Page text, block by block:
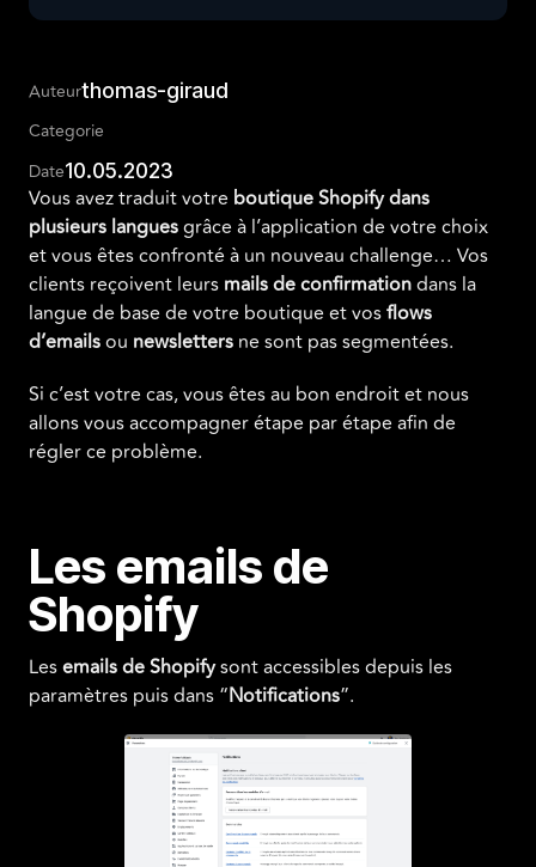
Auteurthomas-giraud
Categorie
Date10.05.2023
Vous avez traduit votre boutique Shopify dans
plusieurs languesgrâce à l’application de votre choix
et vous êtes confronté à un nouveau challenge… Vos
clients reçoivent leurs mails de confirmationdans la
langue de base de votre boutique et vosflows
d’emailsou newsletters ne sont pas segmentées.
Si c’est votre cas, vous êtes au bon endroit et nous
allons vous accompagner étape par étape afin de
régler ce problème.
Les emails de
Shopify
Lesemails de Shopifysont accessibles depuis les
paramètres puis dans “Notifications”.